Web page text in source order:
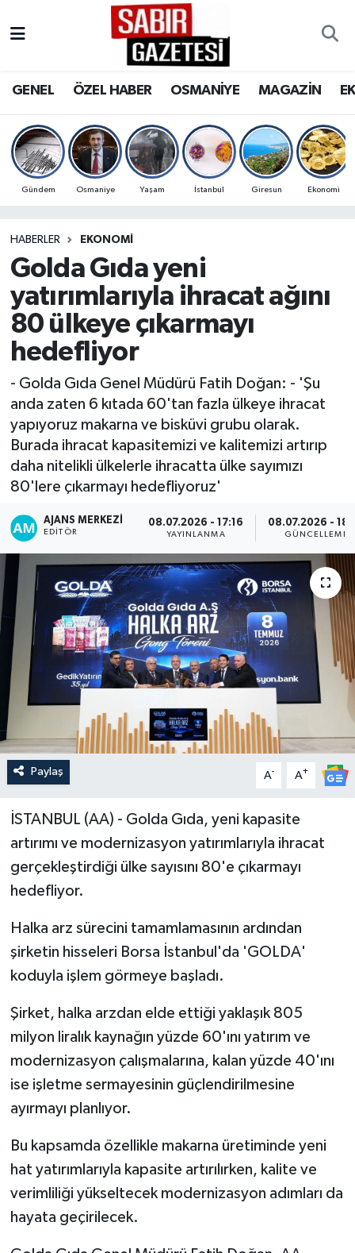
GENEL ÖZEL HABER OSMANİYE MAGAZİN
Gündem Osmaniye Yaşam İstanbul Giresun Ekonomi
HABERLER EKONOMI
Golda Gıda yeni
yatırımlarıyla ihracat ağını
80 ülkeye çıkarmayı
hedefliyor
- Golda Gıda Genel Müdürü Fatih Doğan: - 'Şu
anda zaten 6 kıtada 60'tan fazla ülkeye ihracat
yapıyoruz makarna ve bisküvi grubu olarak.
Burada ihracat kapasitemizi ve kalitemizi artırıp
daha nitelikli ülkelerle ihracatta ülke sayımızı
80'lere çıkarmayı hedefliyoruz'
AJANS MERKEZI
EDITÖR
08.07.2026 - 17:16
YAYINLANMA
08.07.2026 -
GÜNCELLEME
Paylaş A- A+
İSTANBUL (AA) - Golda Gıda, yeni kapasite
artırımı ve modernizasyon yatırımlarıyla ihracat
gerçekleştirdiği ülke sayısını 80'e çıkarmayı
hedefliyor.
Halka arz sürecini tamamlamasının ardından
şirketin hisseleri Borsa İstanbul'da 'GOLDA'
koduyla işlem görmeye başladı.
Şirket, halka arzdan elde ettiği yaklaşık 805
milyon liralık kaynağın yüzde 60'ını yatırım ve
modernizasyon çalışmalarına, kalan yüzde 40'ını
ise işletme sermayesinin güçlendirilmesine
ayırmayı planlıyor.
Bu kapsamda özellikle makarna üretiminde yeni
hat yatırımlarıyla kapasite artırılırken, kalite ve
verimliliği yükseltecek modernizasyon adımları da
hayata geçirilecek.
OSMANİYE
MAGAZİN
SPOR
RESMİ İLANLAR
Osmaniye Nöbetçi Eczaneler
Osmaniye Trafik Yoğunluk Haritası
Süper Lig Puan Durumu ve Fikstür
Son Dakika Haberleri
Haber Arşivi